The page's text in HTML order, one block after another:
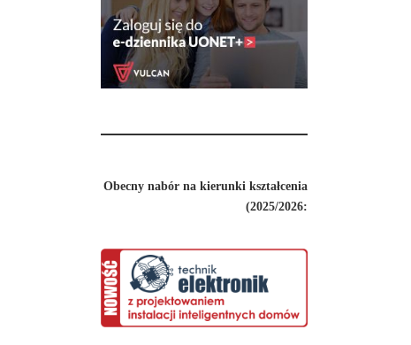
Obecny nabór na kierunki kształcenia
(2025/2026: